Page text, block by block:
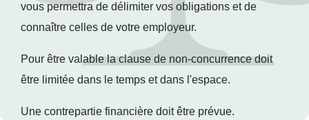
vous permettra de délimiter vos obligations et de
connaître celles de votre employeur.
Pour être valable la clause de non-concurrence doit
être limitée dans le temps et dans l'espace.
Une contrepartie financière doit être prévue.